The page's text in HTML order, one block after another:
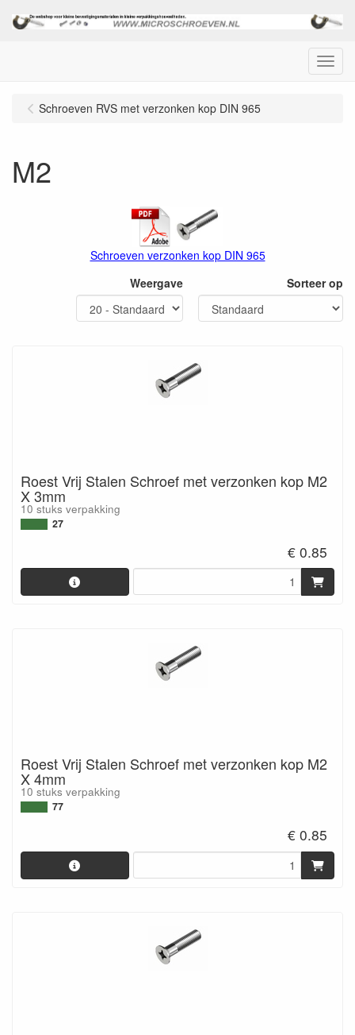
Menu
Schroeven RVS met verzonken kop DIN 965
M2
Schroeven verzonken kop DIN 965
Weergave
Sorteer op
Roest Vrij Stalen Schroef met verzonken kop M2
X 3mm
10 stuks verpakking
27
€ 0.85
Roest Vrij Stalen Schroef met verzonken kop M2
X 4mm
10 stuks verpakking
77
€ 0.85